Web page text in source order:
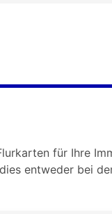
für Ihre
entweder bei